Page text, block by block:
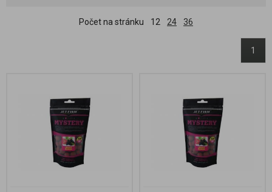
Počet na stránku 12 24 36
1